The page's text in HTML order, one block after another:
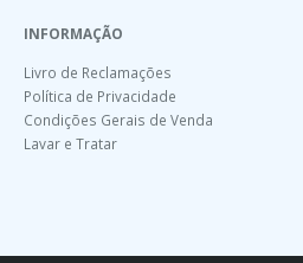
INFORMAÇÃO
Livro de Reclamações
Política de Privacidade
Condições Gerais de Venda
Lavar e Tratar